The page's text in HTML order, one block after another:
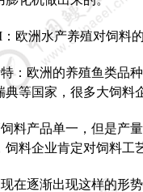
：欧洲水产养殖对饲料
：欧洲的养殖鱼类品
典等国家，很多大饲料
料产品单一，但是产
饲料企业肯定对饲料工
在逐渐出现这样的形